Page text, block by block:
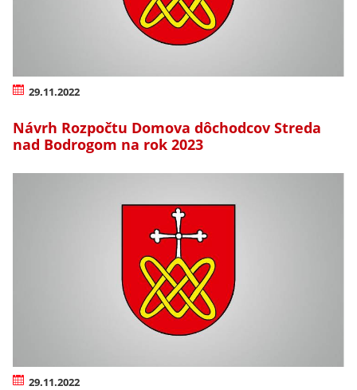
29.11.2022
Návrh Rozpočtu Domova dôchodcov Streda
nad Bodrogom na rok 2023
29.11.2022